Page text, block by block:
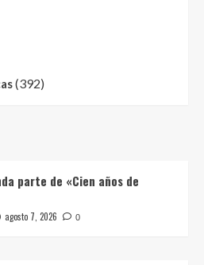
(392)
parte de «Cien años de
agosto 7, 2026 0